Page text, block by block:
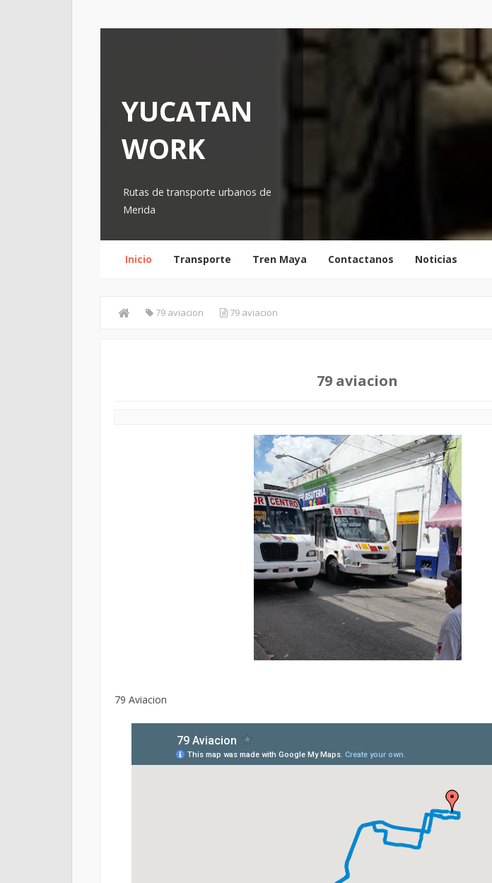
YUCATAN
WORK
Rutas de transporte urbanos de
Merida
Inicio Transporte Tren Maya Contactanos Noticias
79 aviacion 79 aviacion
79 aviacion
79 Aviacion